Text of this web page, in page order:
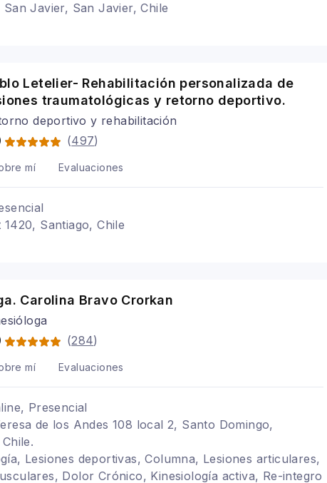
San Javier, San Javier, Chile
Letelier- Rehabilitación personalizada de
traumatológicas y retorno deportivo.
deportivo y rehabilitación
(497)
mí Evaluaciones
Santiago, Chile
Carolina Bravo Crorkan
(284)
mí Evaluaciones
Presencial
de los Andes 108 local 2, Santo Domingo,
Lesiones deportivas, Columna, Lesiones articulares,
Dolor Crónico, Kinesiología activa, Re-integro